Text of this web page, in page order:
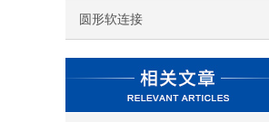
圆形软连接